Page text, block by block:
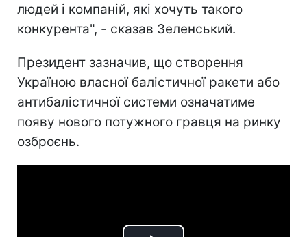
людей і компаній, які хочуть такого
конкурента", - сказав Зеленський.
Президент зазначив, що створення
Україною власної балістичної ракети або
антибалістичної системи означатиме
появу нового потужного гравця на ринку
озброєнь.